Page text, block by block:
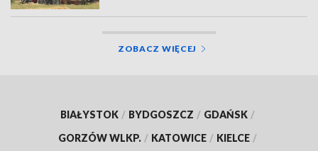
ZOBACZ WIĘCEJ
BIAŁYSTOK / BYDGOSZCZ / GDAŃSK /
GORZÓW WLKP. / KATOWICE / KIELCE /